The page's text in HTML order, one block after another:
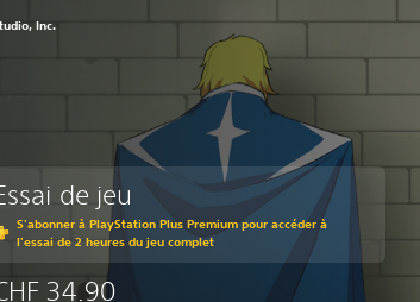
Inc.
de jeu
S'abonner à PlayStation Plus Premium pour accéder à
l'essai de 2 heures du jeu complet
34.90